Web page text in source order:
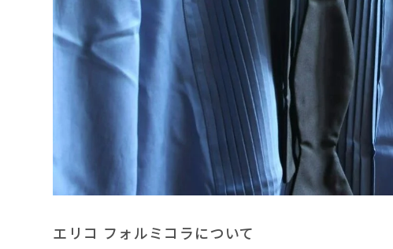
エリコ フォルミコラについて